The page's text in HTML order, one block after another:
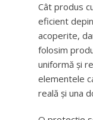
Cât produs
eficient
acoperite,
folosim
uniformă și
elementele
reală și una